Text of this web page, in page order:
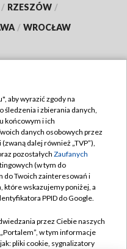
/ RZESZÓW /
/ WROCŁAW
TVP
aby wyrazić zgody na
i zbierania danych,
końcowym i ich
danych osobowych przez
dalej również „TVP”),
pozostałych Zaufanych
(w tym do
do Twoich zainteresowań i
które wskazujemy poniżej, a
PPID do Google.
przez Ciebie naszych
w tym informacje
pliki cookie, sygnalizatory